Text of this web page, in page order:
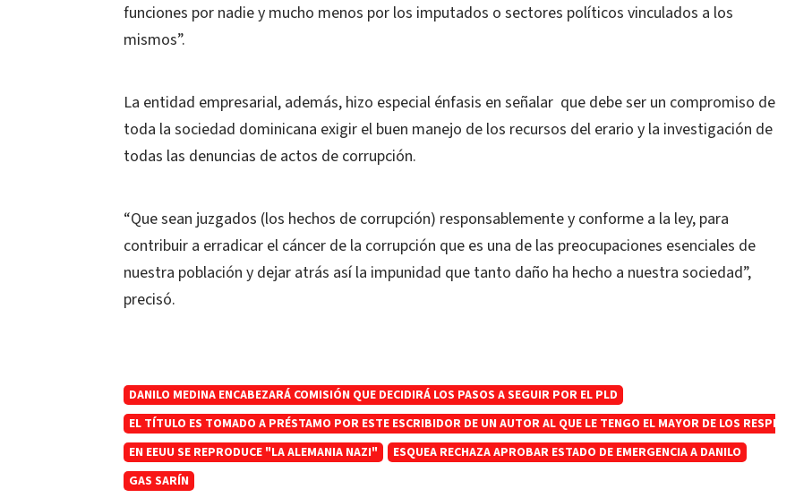
funciones por nadie y mucho menos por los imputados o sectores políticos vinculados a los
mismos”.
La entidad empresarial, además, hizo especial énfasis en señalar que debe ser un compromiso de
toda la sociedad dominicana exigir el buen manejo de los recursos del erario y la investigación de
todas las denuncias de actos de corrupción.
“Que sean juzgados (los hechos de corrupción) responsablemente y conforme a la ley, para
contribuir a erradicar el cáncer de la corrupción que es una de las preocupaciones esenciales de
nuestra población y dejar atrás así la impunidad que tanto daño ha hecho a nuestra sociedad”,
precisó.
DANILO MEDINA ENCABEZARÁ COMISIÓN QUE DECIDIRÁ LOS PASOS A SEGUIR POR EL PLD
EL TÍTULO ES TOMADO A PRÉSTAMO POR ESTE ESCRIBIDOR DE UN AUTOR AL QUE LE TENGO EL MAYOR DE LOS RESPETOS
EN EEUU SE REPRODUCE "LA ALEMANIA NAZI"
ESQUEA RECHAZA APROBAR ESTADO DE EMERGENCIA A DANILO
GAS SARÍN